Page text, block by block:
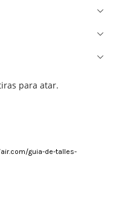
para atar.
guia-de-talles-